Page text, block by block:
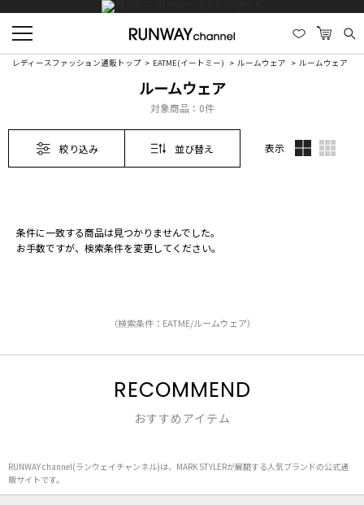
レディースファッション通販トップ EATME(イートミー) ルームウェア ルームウェア
ルームウェア
対象商品： 0件
絞り込み 並び替え 表示
条件に一致する商品は見つかりませんでした。
お手数ですが、検索条件を変更してください。
（検索条件：EATME/ルームウェア）
RECOMMEND
おすすめアイテム
RUNWAY channel(ランウェイチャンネル)は、MARK STYLERが展開する人気ブランドの公式通
販サイトです。